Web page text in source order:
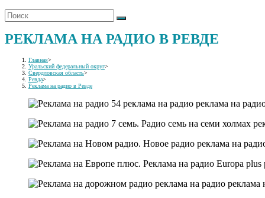
РЕКЛАМА НА РАДИО В РЕВДЕ
Главная>
Уральский федеральный округ>
Свердловская область>
Ревда>
Реклама на радио в Ревде